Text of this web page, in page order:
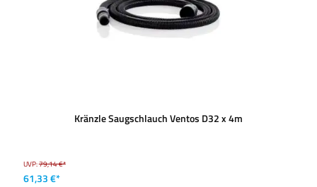
Kränzle Saugschlauch Ventos D32 x 4m
UVP:79,14 €*
61,33 €*